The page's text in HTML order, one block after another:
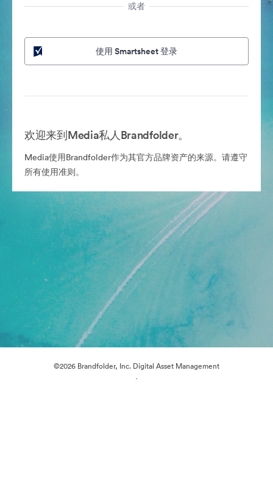
或者
使用 Smartsheet 登录
欢迎来到Media私人Brandfolder。
Media使用Brandfolder作为其官方品牌资产的来源。请遵守
所有使用准则。
©2026 Brandfolder, Inc. Digital Asset Management
·